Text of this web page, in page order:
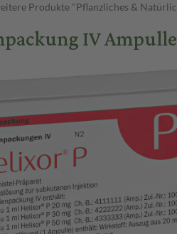
Produkte "Pflanzliches &
IV